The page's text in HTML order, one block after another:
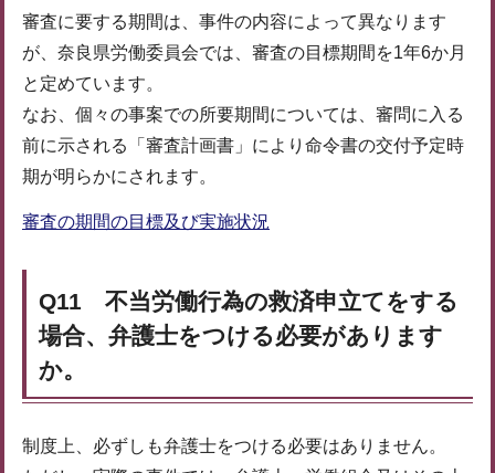
審査に要する期間は、事件の内容によって異なります
が、奈良県労働委員会では、審査の目標期間を1年6か月
と定めています。
なお、個々の事案での所要期間については、審問に入る
前に示される「審査計画書」により命令書の交付予定時
期が明らかにされます。
審査の期間の目標及び実施状況
Q11 不当労働行為の救済申立てをする
場合、弁護士をつける必要があります
か。
制度上、必ずしも弁護士をつける必要はありません。